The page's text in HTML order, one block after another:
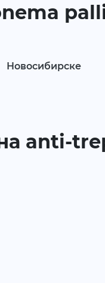
Новосибирске
на anti-